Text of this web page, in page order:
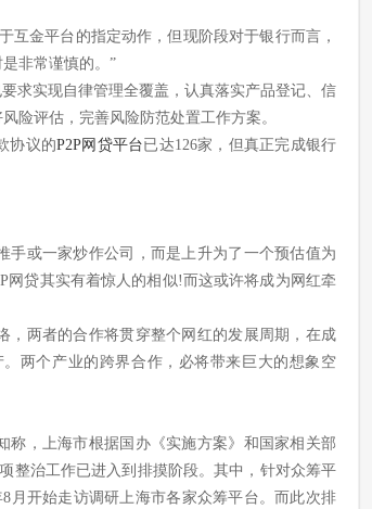
互金平台的指定动作，但现阶段对于银行而言，
非常谨慎的。”
求实现自律管理全覆盖，认真落实产品登记、信
险评估，完善风险防范处置工作方案。
协议的P2P网贷平台已达126家，但真正完成银行
手或一家炒作公司，而是上升为了一个预估值为
网贷其实有着惊人的相似!而这或许将成为网红牵
，两者的合作将贯穿整个网红的发展周期，在成
两个产业的跨界合作，必将带来巨大的想象空
称，上海市根据国办《实施方案》和国家相关部
整治工作已进入到排摸阶段。其中，针对众筹平
月开始走访调研上海市各家众筹平台。而此次排